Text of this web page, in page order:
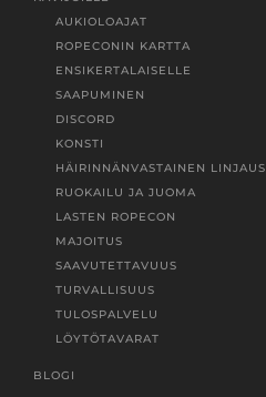
AUKIOLOAJAT
ROPECONIN KARTTA
ENSIKERTALAISELLE
SAAPUMINEN
DISCORD
KONSTI
HÄIRINNÄNVASTAINEN LINJAUS
RUOKAILU JA JUOMA
LASTEN ROPECON
MAJOITUS
SAAVUTETTAVUUS
TURVALLISUUS
TULOSPALVELU
LÖYTÖTAVARAT
BLOGI